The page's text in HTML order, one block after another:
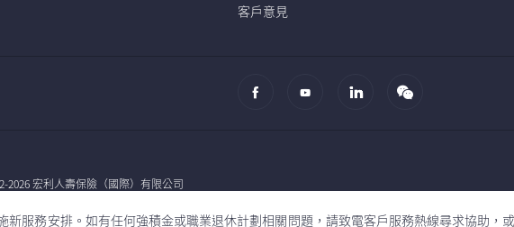
限公司的客戶服務中心將遷至香港九龍觀塘海濱道83號宏利大樓23樓。此中心提供與宏
客戶意見
2026 宏利人壽保險（國際）有限公司